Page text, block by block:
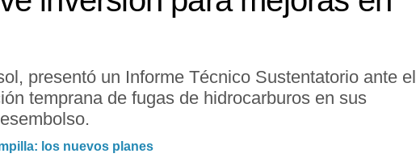
presentó un Informe Técnico Sustentatorio ante el
temprana de fugas de hidrocarburos en sus
los nuevos planes